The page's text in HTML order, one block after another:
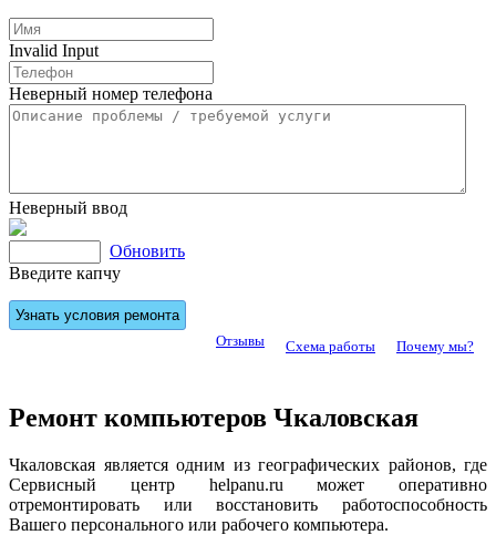
Invalid Input
Неверный номер телефона
Неверный ввод
Обновить
Введите капчу
Отзывы Почему мы?
Схема работы
Ремонт компьютеров Чкаловская
Чкаловская является одним из географических районов, где
Сервисный центр helpanu.ru может оперативно
отремонтировать или восстановить работоспособность
Вашего персонального или рабочего компьютера.